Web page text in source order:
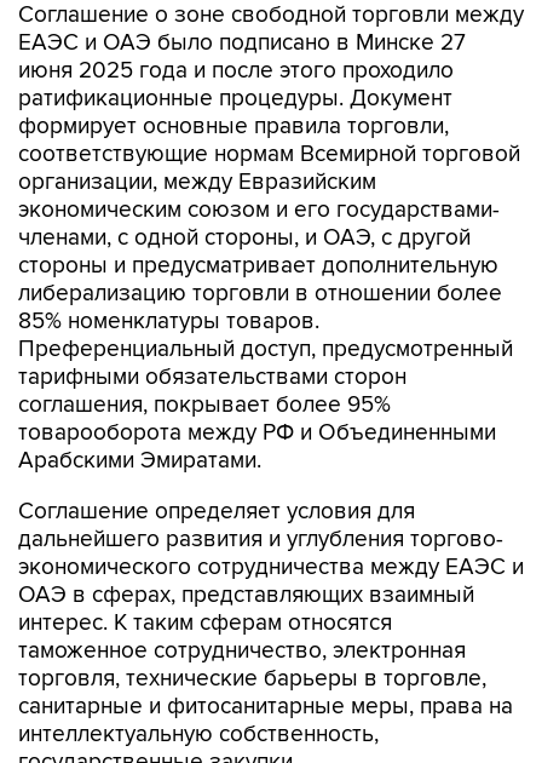
Соглашение о зоне свободной торговли между
ЕАЭС и ОАЭ было подписано в Минске 27
июня 2025 года и после этого проходило
ратификационные процедуры. Документ
формирует основные правила торговли,
соответствующие нормам Всемирной торговой
организации, между Евразийским
экономическим союзом и его государствами-
членами, с одной стороны, и ОАЭ, с другой
стороны и предусматривает дополнительную
либерализацию торговли в отношении более
85% номенклатуры товаров.
Преференциальный доступ, предусмотренный
тарифными обязательствами сторон
соглашения, покрывает более 95%
товарооборота между РФ и Объединенными
Арабскими Эмиратами.
Соглашение определяет условия для
дальнейшего развития и углубления торгово-
экономического сотрудничества между ЕАЭС и
ОАЭ в сферах, представляющих взаимный
интерес. К таким сферам относятся
таможенное сотрудничество, электронная
торговля, технические барьеры в торговле,
санитарные и фитосанитарные меры, права на
интеллектуальную собственность,